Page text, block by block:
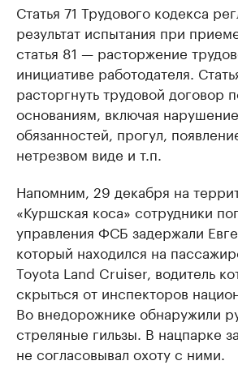
Статья 71 Трудового кодекса
результат испытания при
статья 81 — расторжение
инициативе работодателя.
расторгнуть трудовой договор
основаниям, включая
обязанностей, прогул,
нетрезвом виде и т.п.
Напомним, 29 декабря на
«Куршская коса» сотрудники
управления ФСБ задержали
который находился на
Toyota Land Cruiser, водитель
скрыться от инспекторов
Во внедорожнике обнаружили
стреляные гильзы. В нацпарке
не согласовывал охоту с ними.